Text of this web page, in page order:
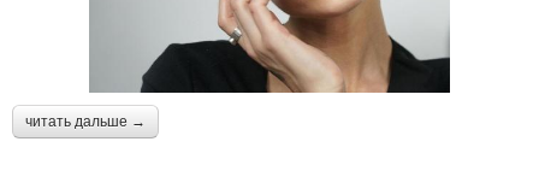
читать дальше →